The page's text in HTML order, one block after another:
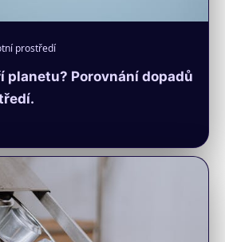
prostředí
planetu? Porovnání dopadů